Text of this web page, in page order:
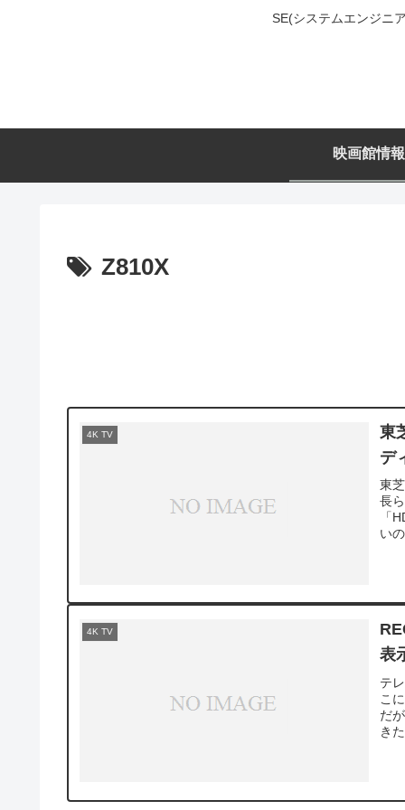
SE(システムエンジニ
映画館情報
Z810X
4K TV
東
デ
東
長
「
い
4K TV
表
テ
こ
だ
き